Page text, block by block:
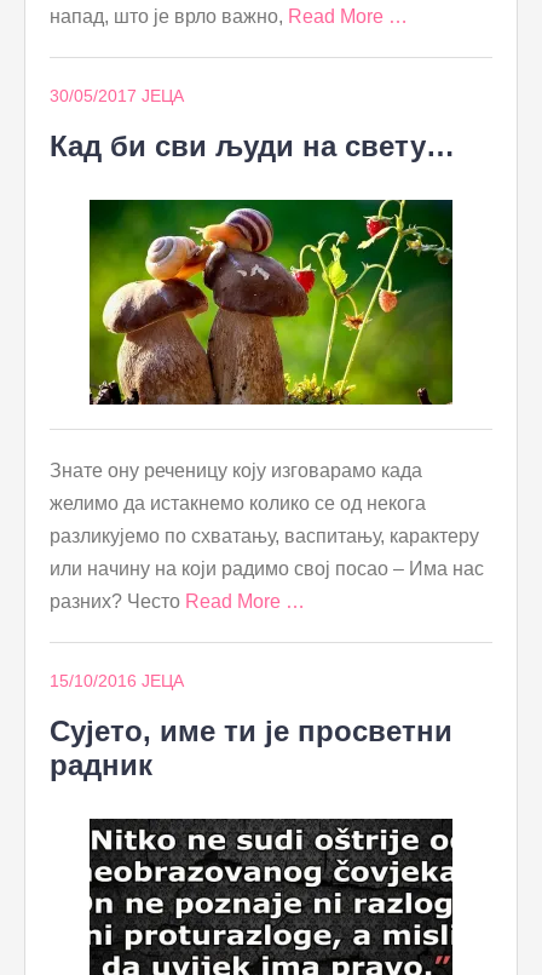
напад, што је врло важно, Read More …
30/05/2017 ЈЕЦА
Кад би сви људи на свету…
Знате ону реченицу коју изговарамо када
желимо да истакнемо колико се од некога
разликујемо по схватању, васпитању, карактеру
или начину на који радимо свој посао – Има нас
разних? Често Read More …
15/10/2016 ЈЕЦА
Сујето, име ти је просветни
радник